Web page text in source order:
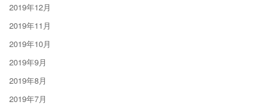
2019年12月
2019年11月
2019年10月
2019年9月
2019年8月
2019年7月